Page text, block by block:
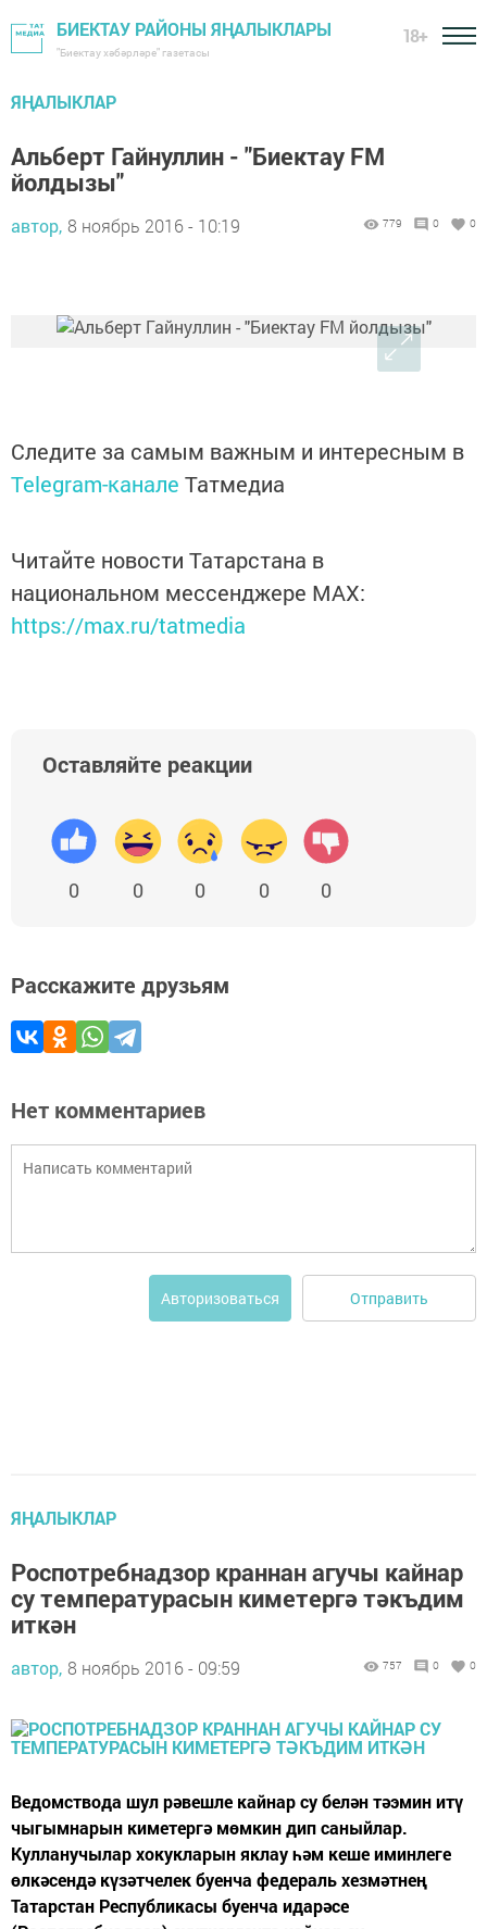
БИЕКТАУ РАЙОНЫ ЯҢАЛЫКЛАРЫ
"Биектау хәбәрләре" газетасы
18+
ЯҢАЛЫКЛАР
Альберт Гайнуллин - "Биектау FM
йолдызы"
автор, 8 ноябрь 2016 - 10:19 779 0 0
Следите за самым важным и интересным в
Telegram-канале Татмедиа
Читайте новости Татарстана в
национальном мессенджере MАХ:
https://max.ru/tatmedia
Оставляйте реакции
0 0 0 0 0
Расскажите друзьям
Нет комментариев
Авторизоваться Отправить
ЯҢАЛЫКЛАР
Роспотребнадзор краннан агучы кайнар
су температурасын киметергә тәкъдим
иткән
автор, 8 ноябрь 2016 - 09:59 757 0 0
Ведомствода шул рәвешле кайнар су белән тәэмин итү
чыгымнарын киметергә мөмкин дип саныйлар.
Кулланучылар хокукларын яклау һәм кеше иминлеге
өлкәсендә күзәтчелек буенча федераль хезмәтнең
Татарстан Республикасы буенча идарәсе